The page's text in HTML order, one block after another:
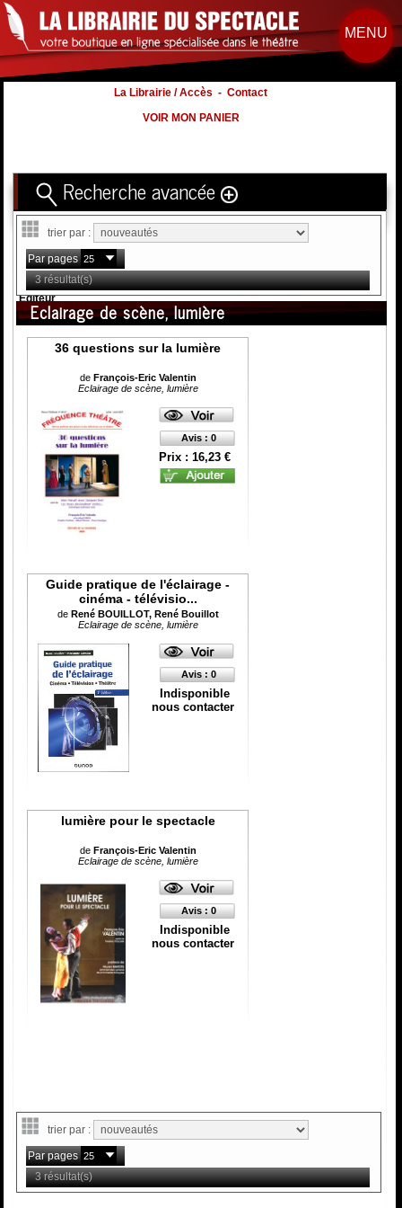
MENU
La Librairie / Accès -Contact
VOIR MON PANIER
Recherche avancée
Titre
Volume
Auteur
Éditeur
Distribution:
Nb. d'hommes :
à
Nb. Femmes
Catégorie
trier par :
Par pages
3 résultat(s)
Eclairage de scène, lumière
36 questions sur la lumière
de François-Eric Valentin
Eclairage de scène, lumière
Avis : 0
Prix : 16,23 €
Guide pratique de l'éclairage -
cinéma - télévisio...
de René BOUILLOT, René Bouillot
Eclairage de scène, lumière
Avis : 0
Indisponible
nous contacter
lumière pour le spectacle
de François-Eric Valentin
Eclairage de scène, lumière
Avis : 0
Indisponible
nous contacter
trier par :
Par pages
3 résultat(s)